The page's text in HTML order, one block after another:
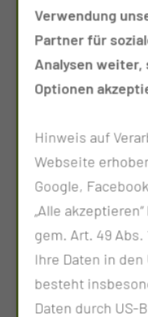
ZEN­TRUM
Fax: +49 355
Verwendung
Partner für
Analysen weiter,
Optionen
Hinweis auf
Webseite
Google,
„Alle
gem. Art. 49 Abs.
Ihre Daten in
besteht
Daten durch US-